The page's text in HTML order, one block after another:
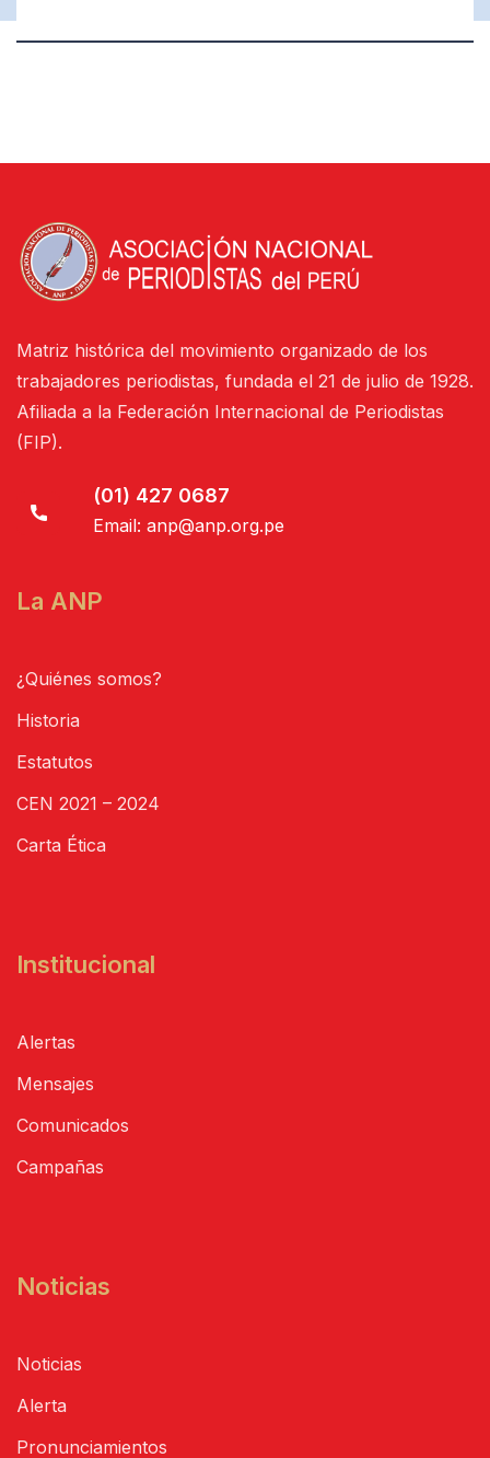
Matriz histórica del movimiento organizado de los
trabajadores periodistas, fundada el 21 de julio de 1928.
Afiliada a la Federación Internacional de Periodistas
(FIP).
(01) 427 0687
Email: anp@anp.org.pe
La ANP
¿Quiénes somos?
Historia
Estatutos
CEN 2021 – 2024
Carta Ética
Institucional
Alertas
Mensajes
Comunicados
Campañas
Noticias
Noticias
Alerta
Pronunciamientos